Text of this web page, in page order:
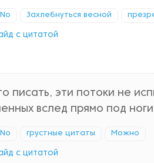
Захлебнуться весной
с цитатой
писать, эти потоки не
вслед прямо под
грустные цитаты Можно
с цитатой